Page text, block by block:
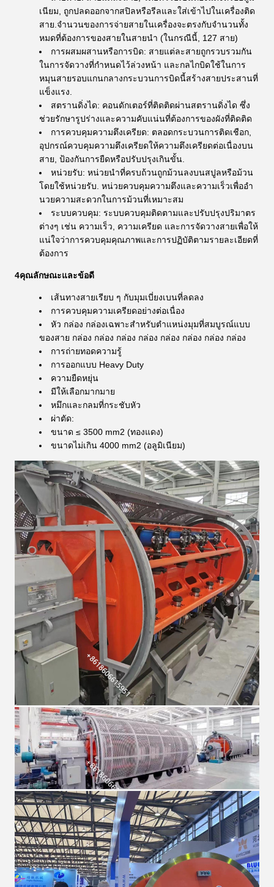
เนียม, ถูกปลดออกจากสปิลหรือรีลและใส่เข้าไปในเครื่องติด
สาย.จํานวนของการจ่ายสายในเครื่องจะตรงกับจํานวนทั้ง
หมดที่ต้องการของสายในสายนํา (ในกรณีนี้, 127 สาย)
การผสมผสานหรือการบิด: สายแต่ละสายถูกรวบรวมกัน
ในการจัดวางที่กําหนดไว้ล่วงหน้า และกลไกบิดใช้ในการ
หมุนสายรอบแกนกลางกระบวนการบิดนี้สร้างสายประสานที่
แข็งแรง.
สตรานดิ่งได: คอนดักเตอร์ที่ติดติดผ่านสตรานดิ่งได ซึ่ง
ช่วยรักษารูปร่างและความคับแน่นที่ต้องการของผังที่ติดติด
การควบคุมความตึงเครียด: ตลอดกระบวนการติดเชือก,
อุปกรณ์ควบคุมความตึงเครียดให้ความตึงเครียดต่อเนื่องบน
สาย, ป้องกันการยืดหรือปรับปรุงเกินขั้น.
หน่วยรับ: หน่วยนําที่ครบถ้วนถูกม้วนลงบนสปูลหรือม้วน
โดยใช้หน่วยรับ. หน่วยควบคุมความตึงและความเร็วเพื่ออํา
นวยความสะดวกในการม้วนที่เหมาะสม
ระบบควบคุม: ระบบควบคุมติดตามและปรับปรุงปริมาตร
ต่างๆ เช่น ความเร็ว, ความเครียด และการจัดวางสายเพื่อให้
แน่ใจว่าการควบคุมคุณภาพและการปฏิบัติตามรายละเอียดที่
ต้องการ
4คุณลักษณะและข้อดี
เส้นทางสายเรียบ ๆ กับมุมเบี่ยงเบนที่ลดลง
การควบคุมความเครียดอย่างต่อเนื่อง
หัว กล่อง กล่องเฉพาะสําหรับตําแหน่งมุมที่สมบูรณ์แบบ
ของสาย กล่อง กล่อง กล่อง กล่อง กล่อง กล่อง กล่อง กล่อง
การถ่ายทอดความรู้
การออกแบบ Heavy Duty
ความยืดหยุ่น
มีให้เลือกมากมาย
หมึกและกลมที่กระชับหัว
ผ่าตัด:
ขนาด ≤ 3500 mm2 (ทองแดง)
ขนาดไม่เกิน 4000 mm2 (อลูมิเนียม)